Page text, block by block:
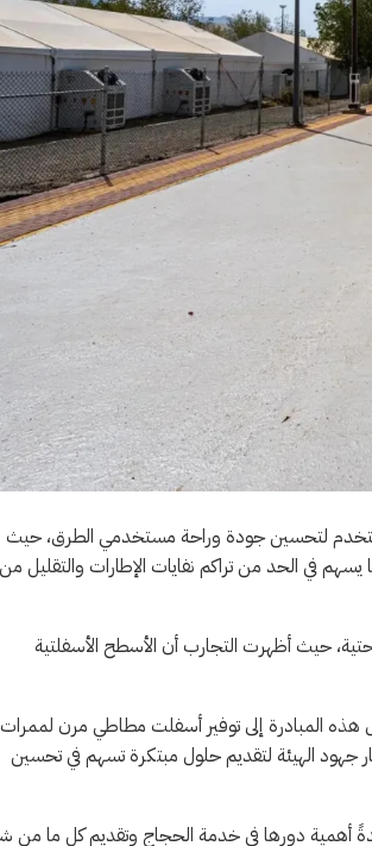
يُستخدم لتحسين جودة وراحة مستخدمي الطرق، حيث
في الحد من تراكم نفايات الإطارات والتقليل من
حيث أظهرت التجارب أن الأسطح الأسفلتية
هذه المبادرة إلى توفير أسفلت مطاطي مرن لممرات
جهود الهيئة لتقديم حلول مبتكرة تسهم في تحسين
أهمية دورها في خدمة الحجاج وتقديم كل ما من